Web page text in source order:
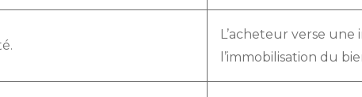
L’acheteur verse
l’immobilisation du